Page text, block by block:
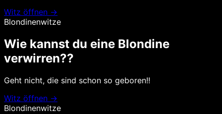
Witz öffnen →
Blondinenwitze
Wie kannst du eine Blondine
verwirren??
Geht nicht, die sind schon so geboren!!
Witz öffnen →
Blondinenwitze